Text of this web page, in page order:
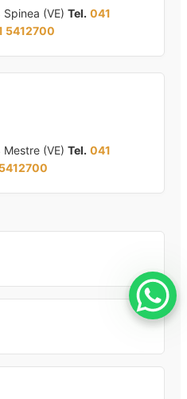
(VE) Tel. 041
5412700
(VE) Tel. 041